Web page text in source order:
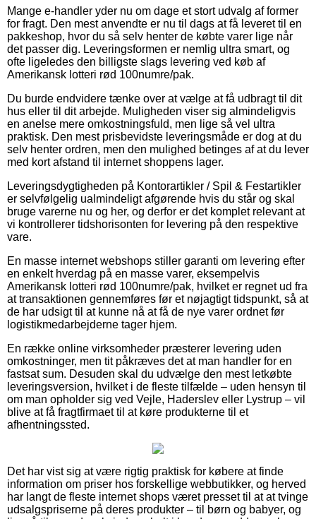
Mange e-handler yder nu om dage et stort udvalg af former
for fragt. Den mest anvendte er nu til dags at få leveret til en
pakkeshop, hvor du så selv henter de købte varer lige når
det passer dig. Leveringsformen er nemlig ultra smart, og
ofte ligeledes den billigste slags levering ved køb af
Amerikansk lotteri rød 100numre/pak.
Du burde endvidere tænke over at vælge at få udbragt til dit
hus eller til dit arbejde. Muligheden viser sig almindeligvis
en anelse mere omkostningsfuld, men lige så vel ultra
praktisk. Den mest prisbevidste leveringsmåde er dog at du
selv henter ordren, men den mulighed betinges af at du lever
med kort afstand til internet shoppens lager.
Leveringsdygtigheden på Kontorartikler / Spil & Festartikler
er selvfølgelig ualmindeligt afgørende hvis du står og skal
bruge varerne nu og her, og derfor er det komplet relevant at
vi kontrollerer tidshorisonten for levering på den respektive
vare.
En masse internet webshops stiller garanti om levering efter
en enkelt hverdag på en masse varer, eksempelvis
Amerikansk lotteri rød 100numre/pak, hvilket er regnet ud fra
at transaktionen gennemføres før et nøjagtigt tidspunkt, så at
de har udsigt til at kunne nå at få de nye varer ordnet før
logistikmedarbejderne tager hjem.
En række online virksomheder præsterer levering uden
omkostninger, men tit påkræves det at man handler for en
fastsat sum. Desuden skal du udvælge den mest letkøbte
leveringsversion, hvilket i de fleste tilfælde – uden hensyn til
om man opholder sig ved Vejle, Haderslev eller Lystrup – vil
blive at få fragtfirmaet til at køre produkterne til et
afhentningssted.
Det har vist sig at være rigtig praktisk for købere at finde
information om priser hos forskellige webbutikker, og herved
har langt de fleste internet shops været presset til at at tvinge
udsalgspriserne på deres produkter – til børn og babyer, og